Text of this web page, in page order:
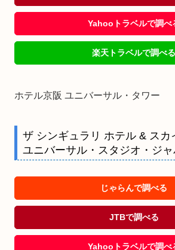
Yahooトラベルで調べ
楽天トラベルで調べる
ホテル京阪 ユニバーサル・タワー
ザ シンギュラリ ホテル & スカ
ユニバーサル・スタジオ・ジ
じゃらんで調べる
JTBで調べる
Yahooトラベルで調べ